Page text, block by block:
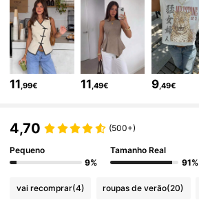
4,77 1.2M Seguidores
4,77 1.2M Seguidores
1.2M Seguidores
11,99€ 11,49€ 9,49€
4,70 (500+)
Pequeno
9%
Tamanho Real
91%
vai recomprar(4) roupas de verão(20)